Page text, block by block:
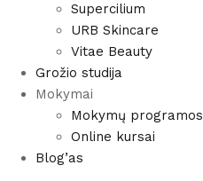
Supercilium
URB Skincare
Vitae Beauty
Grožio studija
Mokymai
Mokymų programos
Online kursai
Blog’as